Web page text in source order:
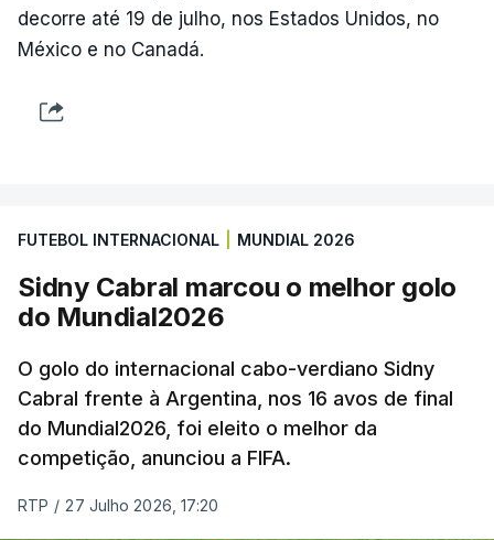
decorre até 19 de julho, nos Estados Unidos, no
México e no Canadá.
FUTEBOL INTERNACIONAL MUNDIAL 2026
Sidny Cabral marcou o melhor golo
do Mundial2026
O golo do internacional cabo-verdiano Sidny
Cabral frente à Argentina, nos 16 avos de final
do Mundial2026, foi eleito o melhor da
competição, anunciou a FIFA.
RTP / 27 Julho 2026, 17:20